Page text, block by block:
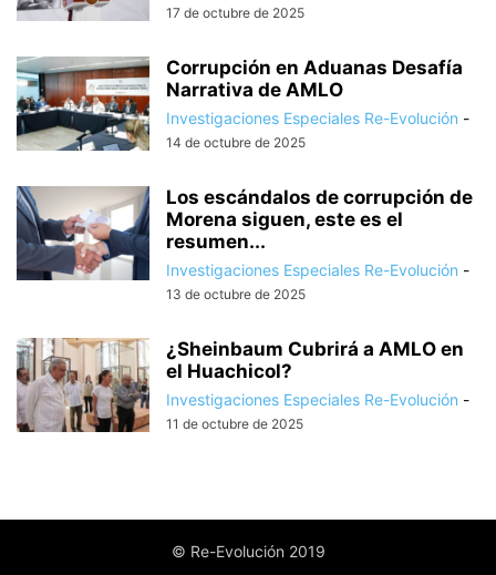
17 de octubre de 2025
Corrupción en Aduanas Desafía
Narrativa de AMLO
Investigaciones Especiales Re-Evolución -
14 de octubre de 2025
Los escándalos de corrupción de
Morena siguen, este es el
resumen...
Investigaciones Especiales Re-Evolución -
13 de octubre de 2025
¿Sheinbaum Cubrirá a AMLO en
el Huachicol?
Investigaciones Especiales Re-Evolución -
11 de octubre de 2025
© Re-Evolución 2019